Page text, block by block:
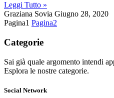
Leggi Tutto »
Graziana Sovia Giugno 28, 2020
Pagina1 Pagina2
Categorie
Sai già quale argomento intendi
Esplora le nostre categorie.
Social Network